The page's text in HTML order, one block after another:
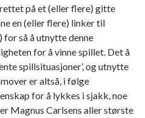
på et (eller flere) gitte
en (eller flere) linker til
så å utnytte denne
for å vinne spillet. Det å
spillsituasjoner’, og utnytte
er altså, i følge
for å lykkes i sjakk, noe
Magnus Carlsens aller største